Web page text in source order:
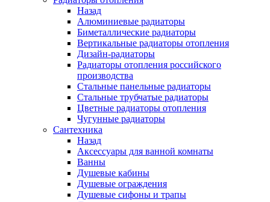
Назад
Алюминиевые радиаторы
Биметаллические радиаторы
Вертикальные радиаторы отопления
Дизайн-радиаторы
Радиаторы отопления российского
производства
Стальные панельные радиаторы
Стальные трубчатые радиаторы
Цветные радиаторы отопления
Чугунные радиаторы
Сантехника
Назад
Аксессуары для ванной комнаты
Ванны
Душевые кабины
Душевые ограждения
Душевые сифоны и трапы